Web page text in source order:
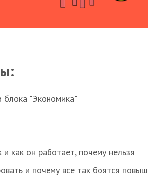
блока "Экономика"
как он работает, почему нельзя
и почему все так боятся